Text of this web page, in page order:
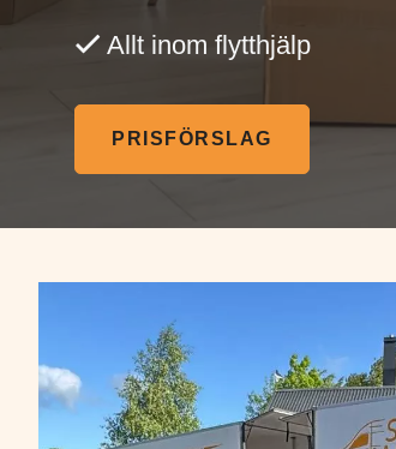
Allt inom flytthjälp
PRISFÖRSLAG